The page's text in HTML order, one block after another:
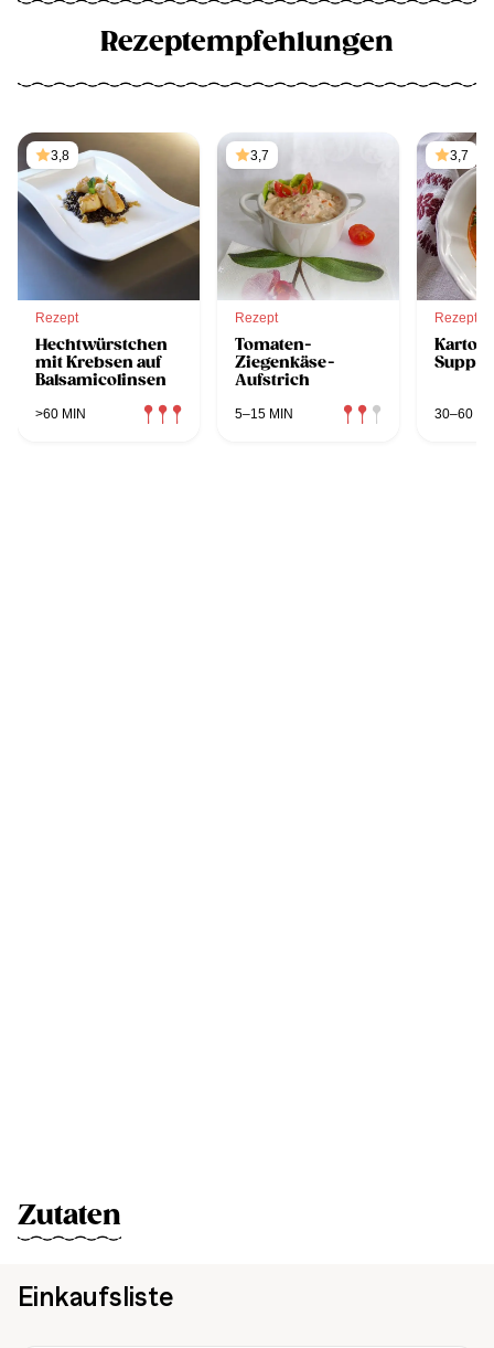
Rezeptempfehlungen
3,8
Rezept
Hechtwürstchen
mit Krebsen auf
Balsamicolinsen
>60 MIN
3,7
Rezept
Tomaten-
Ziegenkäse-
Aufstrich
5–15 MIN
3,7
Rezept
Suppe
30–60
Zutaten